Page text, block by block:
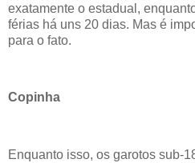
exatamente o estadual,
férias há uns 20 dias. Mas é
para o fato.
Copinha
Enquanto isso, os garotos sub-